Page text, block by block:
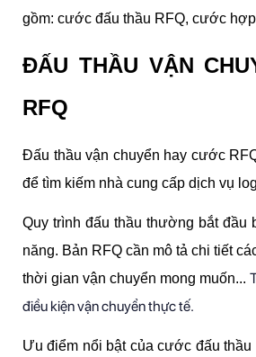
gồm: cước đấu thầu RFQ, cước
ĐẤU THẦU VẬN
RFQ
Đấu thầu vận chuyển hay cước
để tìm kiếm nhà cung cấp dịch vụ
Quy trình đấu thầu thường bắt đầu
năng. Bản RFQ cần mô tả chi tiết
thời gian vận chuyển mong muốn...
điều kiện vận chuyển thực tế.
Ưu điểm nổi bật của cước đấu